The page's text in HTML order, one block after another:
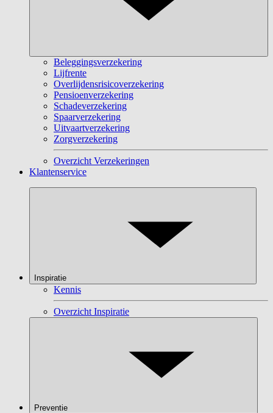
Beleggingsverzekering
Lijfrente
Overlijdensrisicoverzekering
Pensioenverzekering
Schadeverzekering
Spaarverzekering
Uitvaartverzekering
Zorgverzekering
Overzicht Verzekeringen
Klantenservice
Inspiratie
Kennis
Overzicht Inspiratie
Preventie